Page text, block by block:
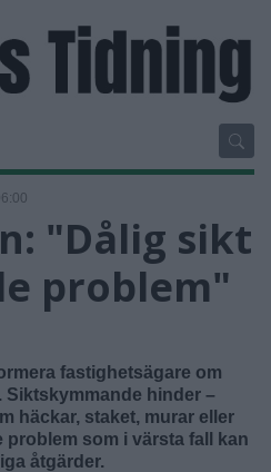
"Dålig sikt
problem"
fastighetsägare om
hinder –
häckar, staket, murar eller
som i värsta fall kan
åtgärder.